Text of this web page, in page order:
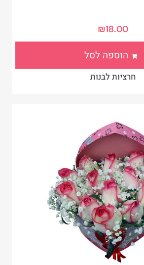
חרציות לבנות
₪18.00
הוספה לסל